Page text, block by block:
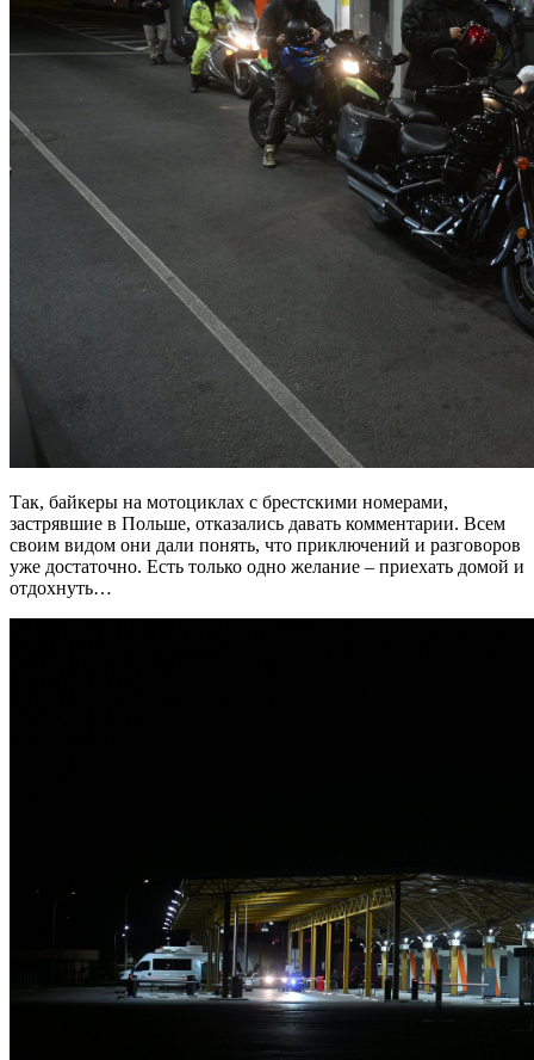
Так, байкеры на мотоциклах с брестскими номерами,
застрявшие в Польше, отказались давать комментарии. Всем
своим видом они дали понять, что приключений и разговоров
уже достаточно. Есть только одно желание – приехать домой и
отдохнуть…